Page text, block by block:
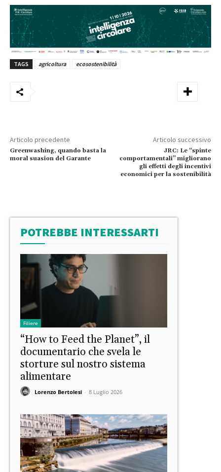
TAGS agricoltura ecosostenibilità
Articolo precedente
Greenwashing, quando basta la
moral suasion del Garante
Articolo successivo
JRC: Le “spinte
comportamentali” migliorano
gli effetti degli incentivi
economici per la sostenibilità
POTREBBE INTERESSARTI
Filiere
“How to Feed the Planet”, il
documentario che svela le
storture sul nostro sistema
alimentare
Lorenzo Bertolesi - 8 Luglio 2026